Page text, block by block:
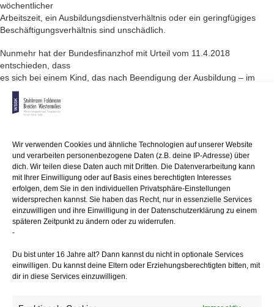
Wir verwenden Cookies und ähnliche Technologien auf unserer Website
und verarbeiten personenbezogene Daten (z.B. deine IP-Adresse) über
dich. Wir teilen diese Daten auch mit Dritten. Die Datenverarbeitung kann
mit Ihrer Einwilligung oder auf Basis eines berechtigten Interesses
erfolgen, dem Sie in den individuellen Privatsphäre-Einstellungen
widersprechen kannst. Sie haben das Recht, nur in essenzielle Services
einzuwilligen und ihre Einwilligung in der Datenschutzerklärung zu einem
späteren Zeitpunkt zu ändern oder zu widerrufen.
-
Du bist unter 16 Jahre alt? Dann kannst du nicht in optionale Services
einwilligen. Du kannst deine Eltern oder Erziehungsberechtigten bitten, mit
dir in diese Services einzuwilligen.
wöchentlicher
Arbeitszeit, ein Ausbildungsdienstverhältnis oder ein geringfügiges
Beschäftigungsverhältnis sind unschädlich.
Nunmehr hat der Bundesfinanzhof mit Urteil vom 11.4.2018
entschieden, dass
es sich bei einem Kind, das nach Beendigung der Ausbildung – im
entschiedenen
Fall zum Steuerfachangestellten – seine Berufsausbildung mit
weiterführendem
Zweitausbildung
handelt. In diesem Fall schließt eine mehr als 20 Wochenstunden
umfassende
Erwerbstätigkeit während der Zeit des Wartens auf den Antritt der
Fachschulausbildung einen Kindergeldanspruch aus.
Anmerkung:Eine "mehraktige" Ausbildung und ein nachfolgender
Abschluss in einem öffentlich-rechtlich geordneten Ausbildungsgang
Teil einer Erstausbildung sein. Der erste Abschluss muss sich als
integrativer